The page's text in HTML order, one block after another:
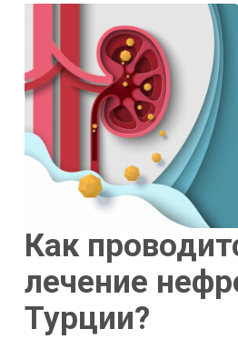
Как
лечение
Турции?